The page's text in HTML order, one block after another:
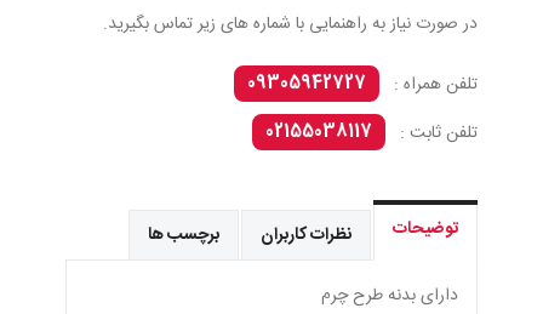
در صورت نیاز به راهنمایی با شماره های زیر تماس بگیرید.
تلفن همراه :
09305942727
تلفن ثابت :
02155038117
توضیحات نظرات کاربران برچسب ها
دارای بدنه طرح چرم